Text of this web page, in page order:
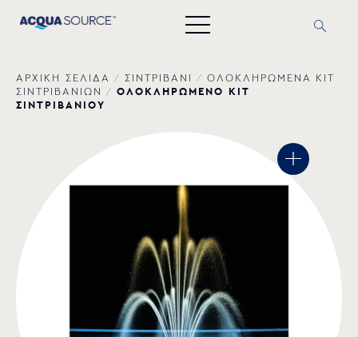
ΑΡΧΙΚΗ ΣΕΛΙΔΑ / ΣΙΝΤΡΙΒΑΝΙ / ΟΛΟΚΛΗΡΩΜΕΝΑ ΚΙΤ
ΣΙΝΤΡΙΒΑΝΙΩΝ
/ ΟΛΟΚΛΗΡΩΜΕΝΟ KIT
ΣΙΝΤΡΙΒΑΝΙΟΥ